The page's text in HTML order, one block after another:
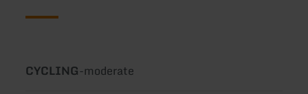
Type
CYCLING-Difficulty:
moderate